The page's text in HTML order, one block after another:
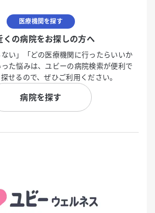
医療機関を探す
くの病院をお探しの方へ
ない」「どの医療機関に行ったらいいか
た悩みは、ユビーの病院検索が便利で
せるので、ぜひご利用ください。
病院を探す